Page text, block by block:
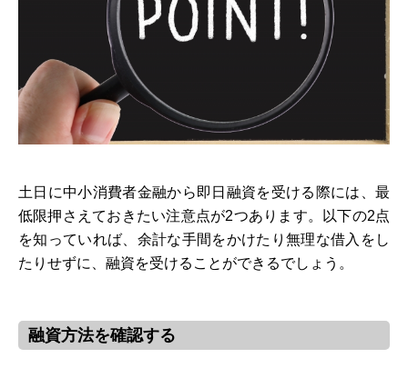
土日に中小消費者金融から即日融資を受ける際には、最
低限押さえておきたい注意点が2つあります。以下の2点
を知っていれば、余計な手間をかけたり無理な借入をし
たりせずに、融資を受けることができるでしょう。
融資方法を確認する